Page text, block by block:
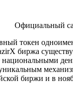
Официальный
токен
биржа
национальными
биржи и в